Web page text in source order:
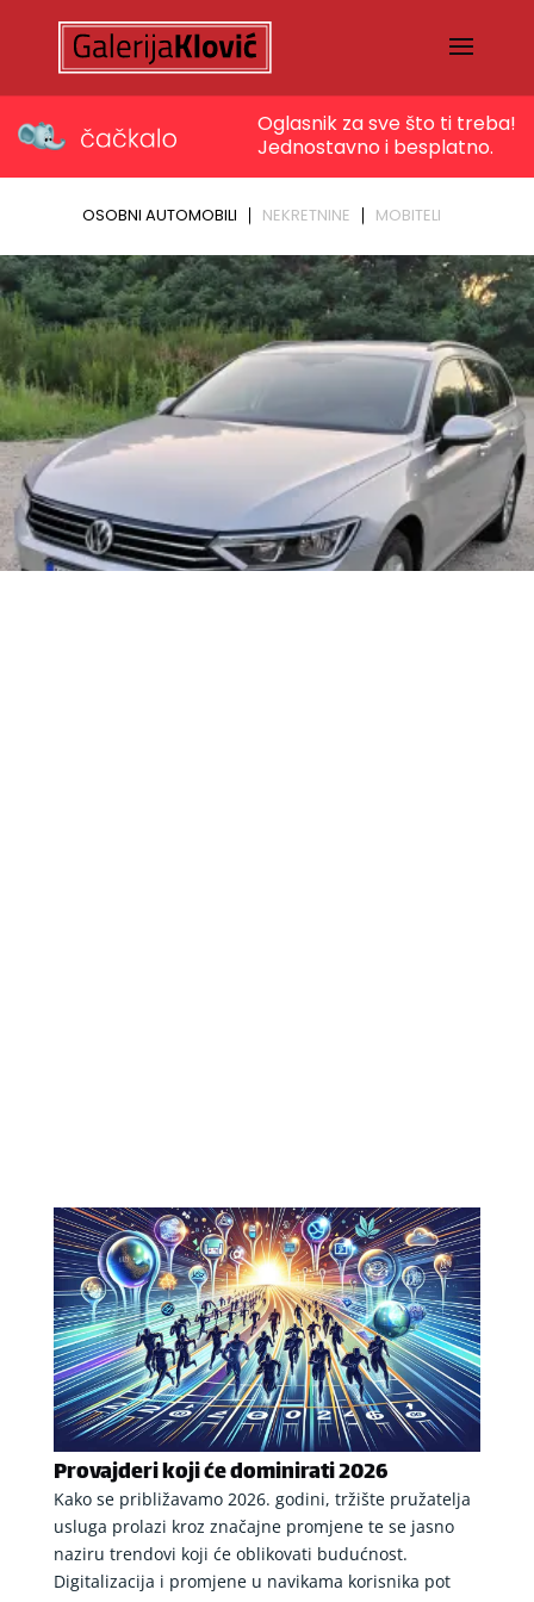
Provajderi koji će dominirati 2026
Kako se približavamo 2026. godini, tržište pružatelja
usluga prolazi kroz značajne promjene te se jasno
naziru trendovi koji će oblikovati budućnost.
Digitalizacija i promjene u navikama korisnika pot